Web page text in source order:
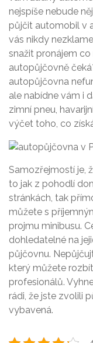
nejspíše nebude
půjčit automobil v
vás nikdy
snažit pronájem
autopůjčovně
autopůjčovna
ale nabídne vám i
zimní pneu,
výčet toho, co
Samozřejmostí je,
to jak z pohodlí
stránkách, tak
můžete s
projmu minibusu.
dohledatelné na
půjčovnu.
který můžete
profesionálů.
rádi, že jste zvolili
vybavená.